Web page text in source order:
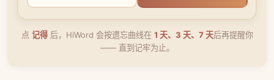
点 记得后，HiWord 会按遗忘曲线在 1 天、3 天、7 天后再提醒你
—— 直到记牢为止。